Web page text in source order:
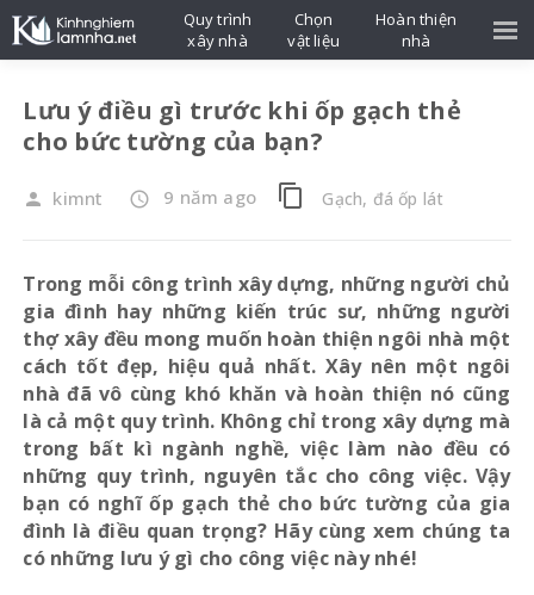
Lưu ý điều gì trước khi ốp gạch thẻ
cho bức tường của bạn?
person kimnt access_time 9 năm ago content_copy Gạch, đá ốp lát
Trong mỗi công trình xây dựng, những người chủ
gia đình hay những kiến trúc sư, những người
thợ xây đều mong muốn hoàn thiện ngôi nhà một
cách tốt đẹp, hiệu quả nhất. Xây nên một ngôi
nhà đã vô cùng khó khăn và hoàn thiện nó cũng
là cả một quy trình. Không chỉ trong xây dựng mà
trong bất kì ngành nghề, việc làm nào đều có
những quy trình, nguyên tắc cho công việc. Vậy
bạn có nghĩ ốp gạch thẻ cho bức tường của gia
đình là điều quan trọng? Hãy cùng xem chúng ta
có những lưu ý gì cho công việc này nhé!
Quy trình
xây nhà
Chọn
vật liệu
Hoàn thiện
nhà